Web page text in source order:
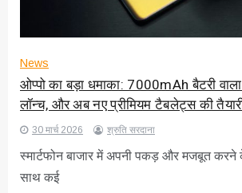
News
ओप्पो का बड़ा धमाका: 7000mAh बैटरी
लॉन्च, और अब नए प्रीमियम टैबलेट्स की
30 मार्च 2026 श्रुति सरदाना
स्मार्टफोन बाजार में अपनी पकड़ और मजबूत
साथ कई